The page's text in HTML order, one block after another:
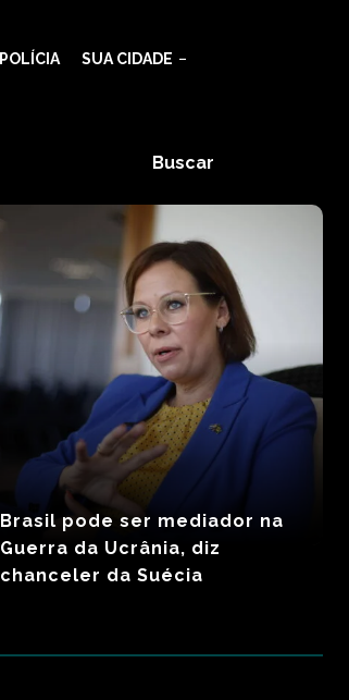
POLÍCIA SUA CIDADE
Buscar
Brasil pode ser mediador na
Guerra da Ucrânia, diz
chanceler da Suécia